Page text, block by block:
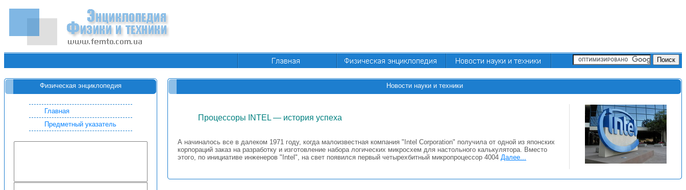
Физическая энциклопедия
Главная
Предметный указатель
Новости науки и техники
Процессоры INTEL — история успеха
А начиналось все в далеком 1971 году, когда малоизвестная компания "Intel Corporation" получила от одной из японских
корпораций заказ на разработку и изготовление набора логических микросхем для настольного калькулятора. Вместо
этого, по инициативе инженеров "Intel", на свет появился первый четырехбитный микропроцессор 4004 Далее...